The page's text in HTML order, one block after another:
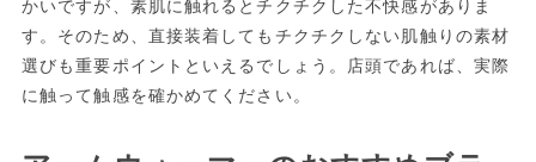
かいですが、素肌に触れるとチクチクした不快感がありま
す。そのため、直接装着してもチクチクしない肌触りの素材
選びも重要ポイントといえるでしょう。店頭であれば、実際
に触って触感を確かめてください。